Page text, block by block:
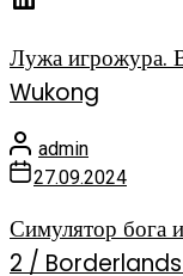
Лужа игрожура.
Wukong
admin
27.09.2024
Симулятор бога
2 /